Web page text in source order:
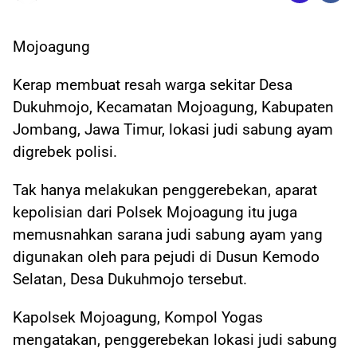
Mojoagung
Kerap membuat resah warga sekitar Desa
Dukuhmojo, Kecamatan Mojoagung, Kabupaten
Jombang, Jawa Timur, lokasi judi sabung ayam
digrebek polisi.
Tak hanya melakukan penggerebekan, aparat
kepolisian dari Polsek Mojoagung itu juga
memusnahkan sarana judi sabung ayam yang
digunakan oleh para pejudi di Dusun Kemodo
Selatan, Desa Dukuhmojo tersebut.
Kapolsek Mojoagung, Kompol Yogas
mengatakan, penggerebekan lokasi judi sabung